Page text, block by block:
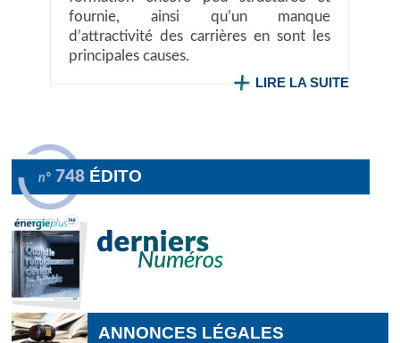
fournie, ainsi qu’un manque
d’attractivité des carrières en sont les
principales causes.
LIRE LA SUITE
n° 748 ÉDITO
ANNONCES LÉGALES